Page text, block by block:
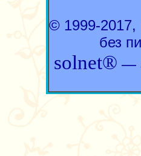
© 1999-
без
solnet® —